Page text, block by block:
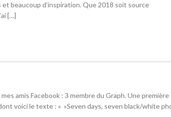
beaucoup d’inspiration. Que 2018 soit source
[…]
amis Facebook : 3 membre du Graph. Une première
voici le texte : « »Seven days, seven black/white